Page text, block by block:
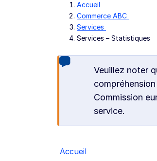
Accueil
Commerce ABC
Services
Services – Statistiques
Veuillez noter
Commission
service.
Accueil